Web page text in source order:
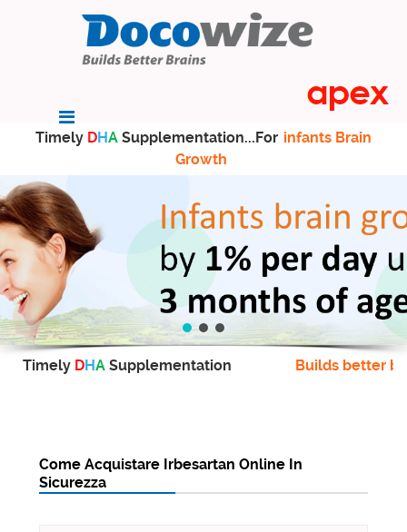
Timely DHA Supplementation...For infants Brain
Growth
Timely DHA Supplementation Builds better
Come Acquistare Irbesartan Online In
Sicurezza